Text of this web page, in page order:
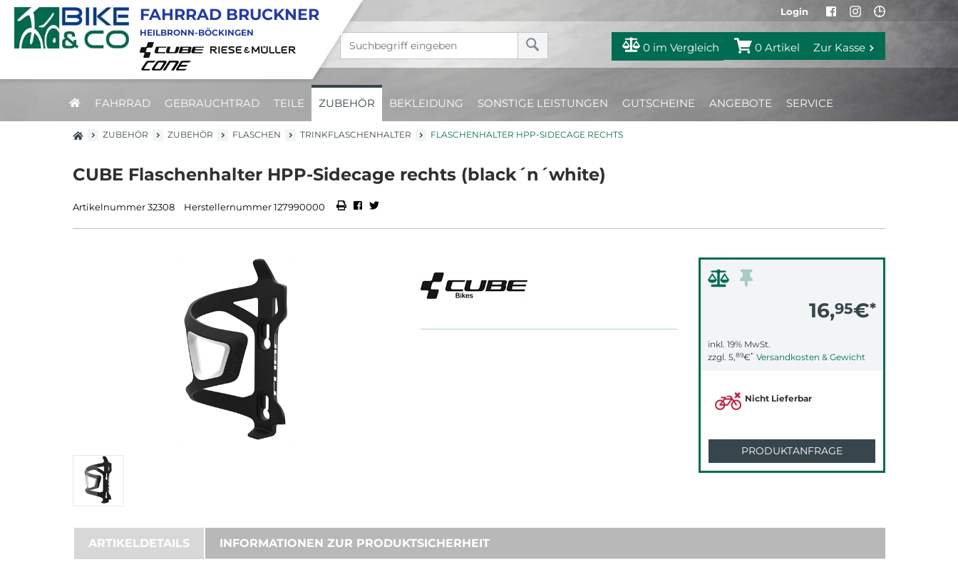
Login
0 im Vergleich 0 Artikel Zur Kasse
FAHRRAD GEBRAUCHTRAD TEILE ZUBEHÖR BEKLEIDUNG SONSTIGE LEISTUNGEN GUTSCHEINE ANGEBOTE SERVICE
FAHRRAD BRUCKNER
HEILBRONN-BÖCKINGEN
ZUBEHÖR ZUBEHÖR FLASCHEN TRINKFLASCHENHALTER FLASCHENHALTER HPP-SIDECAGE RECHTS
CUBE Flaschenhalter HPP-Sidecage rechts (black´n´white)
Artikelnummer 32308 Herstellernummer 127990000
16,95€*
inkl. 19% MwSt.
zzgl. 5,89€* Versandkosten & Gewicht
Nicht Lieferbar
PRODUKTANFRAGE
ARTIKELDETAILS INFORMATIONEN ZUR PRODUKTSICHERHEIT